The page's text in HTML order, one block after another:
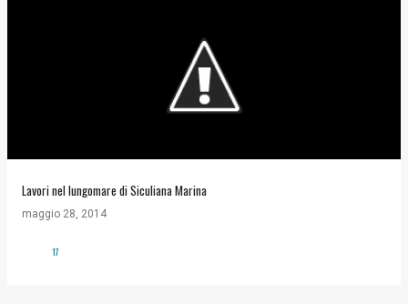
Lavori nel lungomare di Siculiana Marina
maggio 28, 2014
17